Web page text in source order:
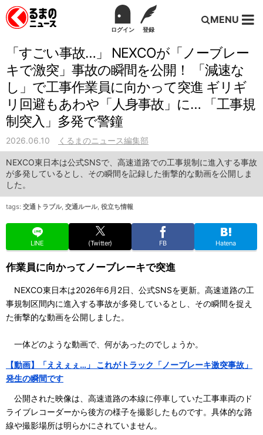
ログイン 登録
MENU
「すごい事故…」 NEXCOが「ノーブレー
キで激突」事故の瞬間を公開！ 「減速な
し」で工事作業員に向かって突進 ギリギ
リ回避もあわや「人身事故」に… 「工事規
制突入」多発で警鐘
2026.06.10 くるまのニュース編集部
NEXCO東日本は公式SNSで、高速道路での工事規制に進入する事故
が多発しているとし、その瞬間を記録した衝撃的な動画を公開しま
した。
tags: 交通トラブル, 交通ルール, 役立ち情報
LINE (Twitter) FB Hatena
作業員に向かってノーブレーキで突進
NEXCO東日本は2026年6月2日、公式SNSを更新。高速道路の工
事規制区間内に進入する事故が多発しているとし、その瞬間を捉え
た衝撃的な動画を公開しました。
一体どのような動画で、何があったのでしょうか。
【動画】「ええぇぇ…」 これがトラック「ノーブレーキ激突事故」
発生の瞬間です
公開された映像は、高速道路の本線に停車していた工事車両のド
ライブレコーダーから後方の様子を撮影したものです。具体的な路
線や撮影場所は明らかにされていません。